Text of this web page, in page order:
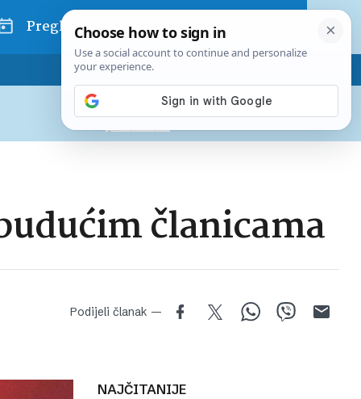
Pregled dana
Pretplatite se na Poslovni
Već od10 EURmjesečno
članicama
Podijeli članak —
NAJČITANIJE